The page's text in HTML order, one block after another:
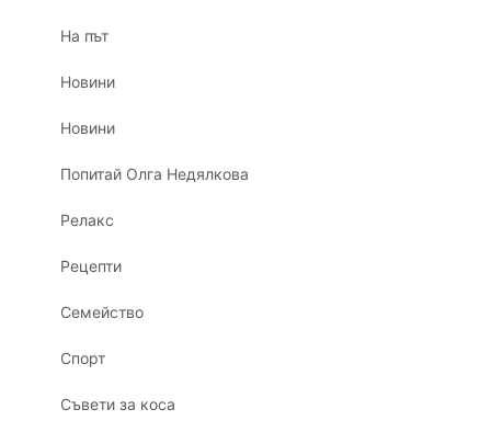
На път
Новини
Новини
Попитай Олга Недялкова
Релакс
Рецепти
Семейство
Спорт
Съвети за коса